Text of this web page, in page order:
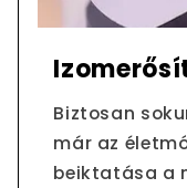
Biztosan
már az
beiktatása a